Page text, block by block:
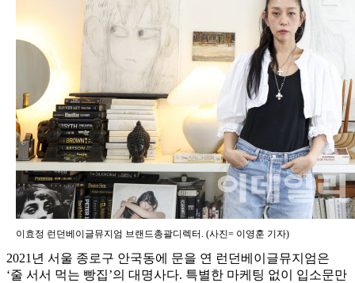
이효정 런던베이글뮤지엄 브랜드총괄디렉터. (사진= 이영훈 기자)
2021년 서울 종로구 안국동에 문을 연 런던베이글뮤지엄은
‘줄 서서 먹는 빵집’의 대명사다. 특별한 마케팅 없이 입소문만